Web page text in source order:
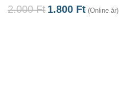
2.000Ft 1.800 Ft (Online ár)